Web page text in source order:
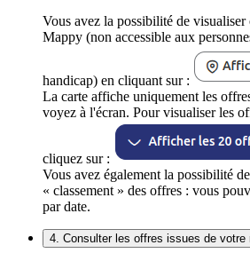
Vous avez la possibilité de
Mappy (non accessible aux
handicap) en cliquant sur :
La carte affiche uniquement les
voyez à l'écran. Pour visualiser les
cliquez sur :
Vous avez également la possibilité
« classement » des offres : vous
par date.
4. Consulter les offres issues de votre